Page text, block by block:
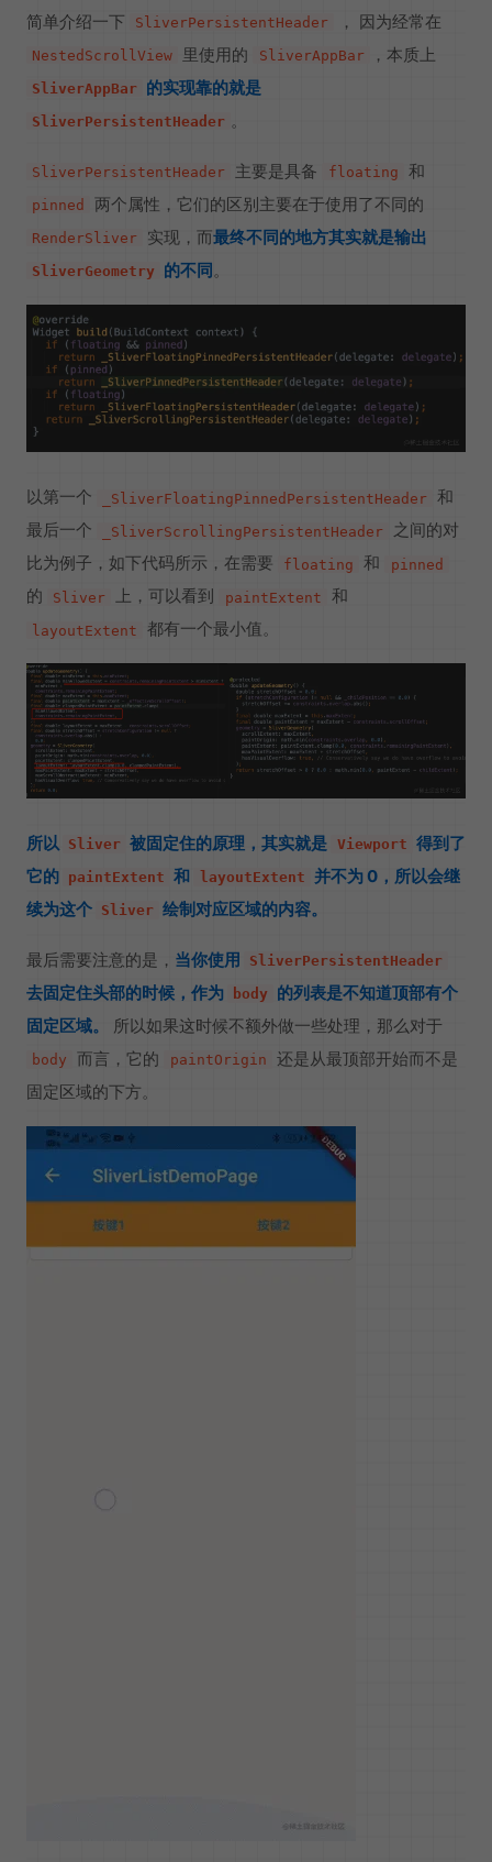
简单介绍一下
SliverPersistentHeader ， 因为经常在
NestedScrollView 里使用的 SliverAppBar ，本质上
SliverAppBar 的实现靠的就是
SliverPersistentHeader 。
SliverPersistentHeader 主要是具备 floating 和
pinned 两个属性，它们的区别主要在于使用了不同的
RenderSliver 实现，而最终不同的地方其实就是输出
SliverGeometry 的不同。
以第一个 _SliverFloatingPinnedPersistentHeader 和
最后一个
_SliverScrollingPersistentHeader
之间的对
比为例子，如下代码所示，在需要
floating 和 pinned
的 Sliver 上，可以看到 paintExtent 和
layoutExtent 都有一个最小值。
所以 Sliver 被固定住的原理，其实就是 Viewport 得到了
它的 paintExtent 和 layoutExtent
并不为 0，所以会继
续为这个 Sliver 绘制对应区域的内容。
最后需要注意的是， 当你使用 SliverPersistentHeader
去固定住头部的时候，作为 body 的列表是不知道顶部有个
固定区域。
所以如果这时候不额外做一些处理，那么对于
body 而言，它的 paintOrigin
还是从最顶部开始而不是
固定区域的下方。